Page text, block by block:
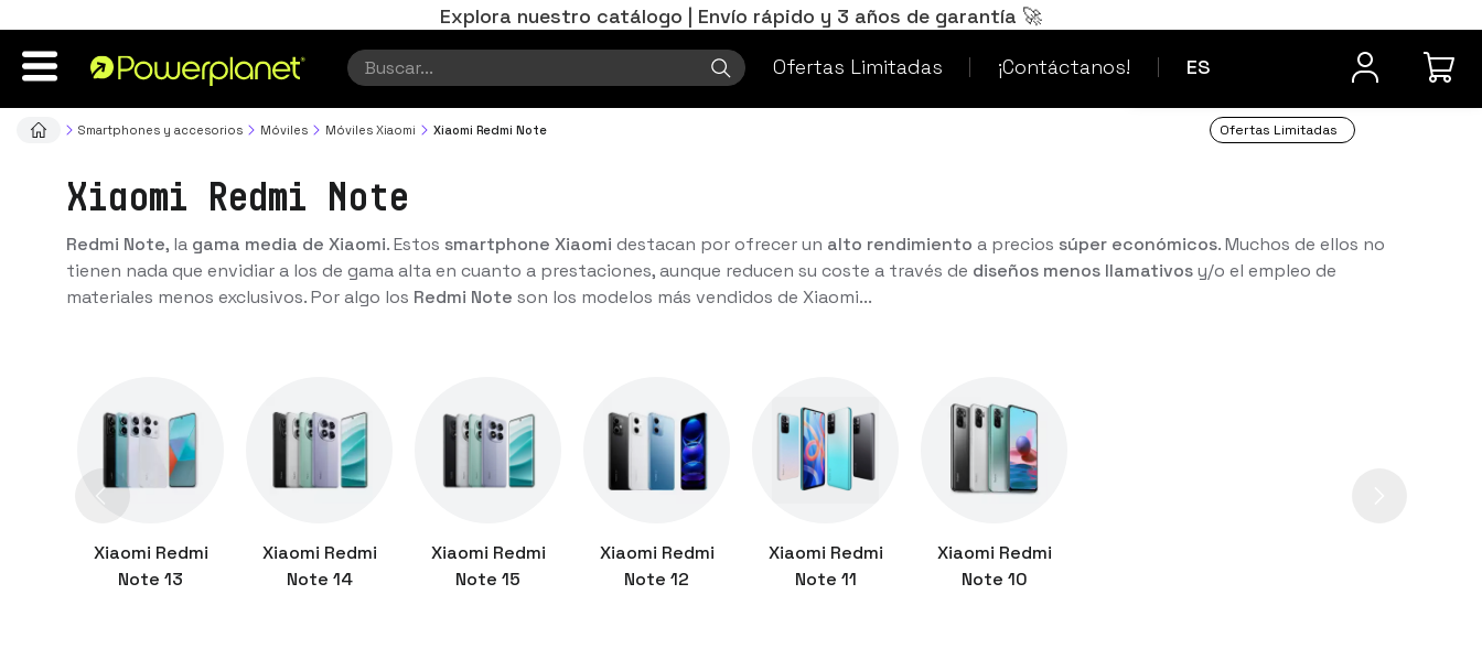
Explora nuestro catálogo | Envío rápido y 3 años de garantía 🚀
ES
Ofertas Limitadas ¡Contáctanos!
¿Dudas? Contacta
Smartphones y accesorios Móviles Móviles Xiaomi Xiaomi Redmi Note Ofertas Limitadas
Xiaomi Redmi Note
Redmi Note, la gama media de Xiaomi. Estos smartphone Xiaomi destacan por ofrecer un alto rendimiento a precios súper económicos. Muchos de ellos no
tienen nada que envidiar a los de gama alta en cuanto a prestaciones, aunque reducen su coste a través de diseños menos llamativosy/o el empleo de
materiales menos exclusivos. Por algo los Redmi Note son los modelos más vendidos de Xiaomi...
Xiaomi Redmi
Note 13
Xiaomi Redmi
Note 14
Xiaomi Redmi
Note 15
Xiaomi Redmi
Note 12
Xiaomi Redmi
Note 11
Xiaomi Redmi
Note 10